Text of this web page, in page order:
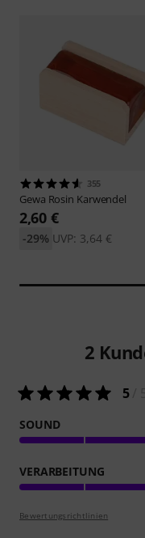
355
Gewa Rosin Karwendel
2,60 €
UVP: 3,64 €
-29%
2
5/ 5
SOUND
VERARBEITUNG
Bewertungsrichtlinien